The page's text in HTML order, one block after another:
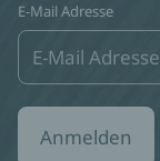
E-Mail Adresse
Anmelden